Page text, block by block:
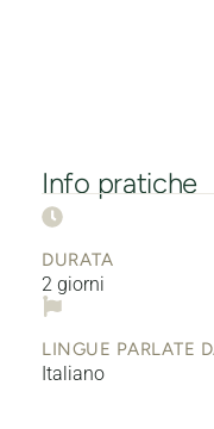
Info pratiche
DURATA
2 giorni
LINGUE PARLATE
Italiano